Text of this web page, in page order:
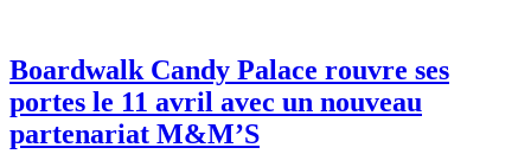
Boardwalk Candy Palace rouvre ses
portes le 11 avril avec un nouveau
partenariat M&M’S